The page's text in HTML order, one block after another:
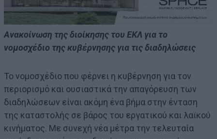
Ανακοίνωση της διοίκησης του ΕΚΛ για το
νομοσχέδιο της κυβέρνησης για τις διαδηλώσεις
Το νομοσχέδιο που φέρνει η κυβέρνηση για τον
περιορισμό και ουσιαστικά την απαγόρευση των
διαδηλώσεων είναι ακόμη ένα βήμα στην ένταση
της καταστολής σε βάρος του εργατικού και λαϊκού
κινήματος. Με συνεχή νέα μέτρα την τελευταία